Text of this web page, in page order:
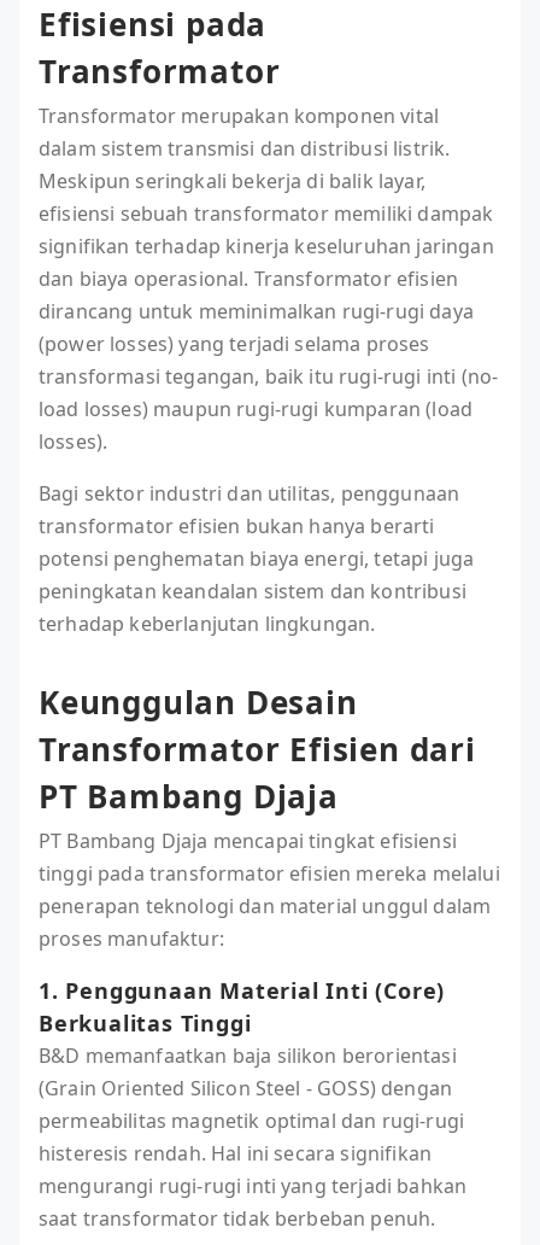
Efisiensi pada
Transformator
Transformator merupakan komponen vital
dalam sistem transmisi dan distribusi listrik.
Meskipun seringkali bekerja di balik layar,
efisiensi sebuah transformator memiliki dampak
signifikan terhadap kinerja keseluruhan jaringan
dan biaya operasional. Transformator efisien
dirancang untuk meminimalkan rugi-rugi daya
(power losses) yang terjadi selama proses
transformasi tegangan, baik itu rugi-rugi inti (no-
load losses) maupun rugi-rugi kumparan (load
losses).
Bagi sektor industri dan utilitas, penggunaan
transformator efisien bukan hanya berarti
potensi penghematan biaya energi, tetapi juga
peningkatan keandalan sistem dan kontribusi
terhadap keberlanjutan lingkungan.
Keunggulan Desain
Transformator Efisien dari
PT Bambang Djaja
PT Bambang Djaja mencapai tingkat efisiensi
tinggi pada transformator efisien mereka melalui
penerapan teknologi dan material unggul dalam
proses manufaktur:
1. Penggunaan Material Inti (Core)
Berkualitas Tinggi
B&D memanfaatkan baja silikon berorientasi
(Grain Oriented Silicon Steel - GOSS) dengan
permeabilitas magnetik optimal dan rugi-rugi
histeresis rendah. Hal ini secara signifikan
mengurangi rugi-rugi inti yang terjadi bahkan
saat transformator tidak berbeban penuh.